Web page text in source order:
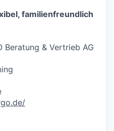
familienfreundlich
Beratung & Vertrieb AG